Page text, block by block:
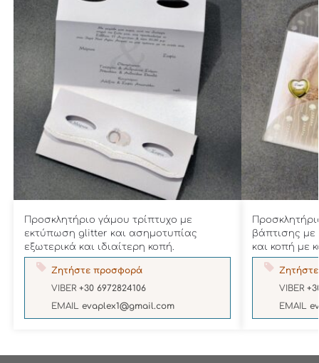
Προσκλητήριο γάμου τρίπτυχο με
εκτύπωση glitter και ασημοτυπίας
εξωτερικά και ιδιαίτερη κοπή.
Ζητήστε προσφορά
VIBER +30 6972824106
EMAIL evaplex1@gmail.com
βάπτισης με
και κοπή με
VIBER
EMAIL